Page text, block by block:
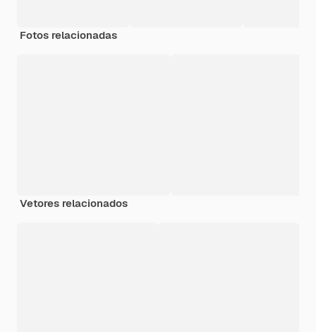
Fotos relacionadas
Vetores relacionados